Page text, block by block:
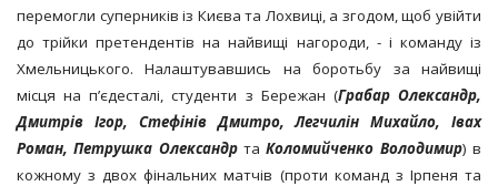
перемогли суперників із Києва та Лохвиці, а згодом, щоб увійти
до трійки претендентів на найвищі нагороди, - і команду із
Хмельницького. Налаштувавшись на боротьбу за найвищі
місця на п’єдесталі, студенти з Бережан (Грабар Олександр,
Дмитрів Ігор, Стефінів Дмитро, Легчилін Михайло, Івах
Роман, Петрушка Олександр та Коломийченко Володимир) в
кожному з двох фінальних матчів (проти команд з Ірпеня та